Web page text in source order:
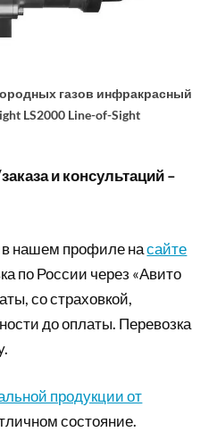
газов инфракрасный
LS2000 Line-of-Sight
и консультаций –
нашем профиле насайте
по России через «Авито
со страховкой,
до оплаты. Перевозка
продукции от
состояние.